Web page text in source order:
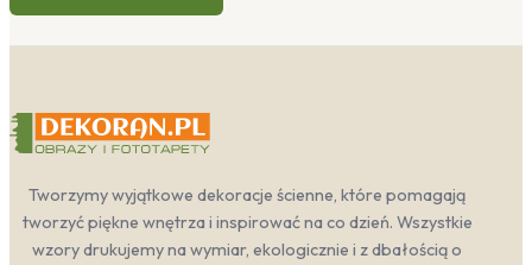
Tworzymy wyjątkowe dekoracje ścienne, które pomagają
tworzyć piękne wnętrza i inspirować na co dzień. Wszystkie
wzory drukujemy na wymiar, ekologicznie i z dbałością o